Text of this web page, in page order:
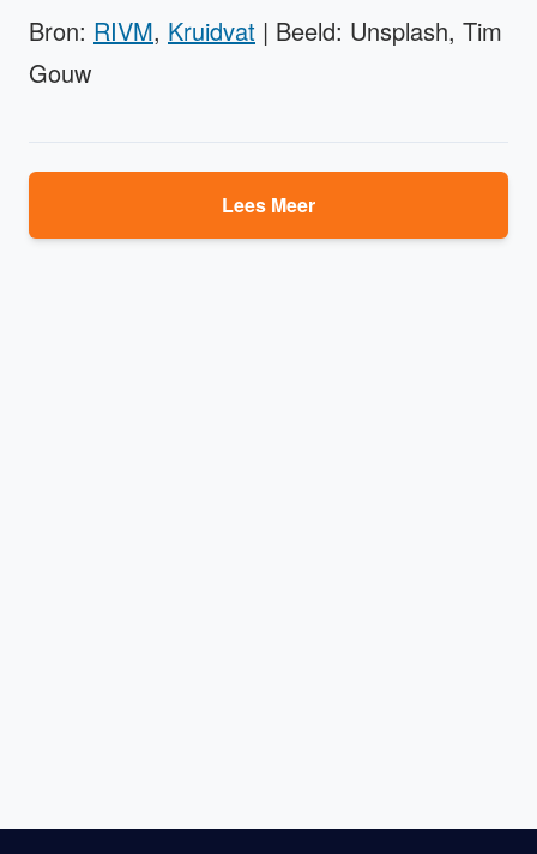
Bron: RIVM, Kruidvat | Beeld: Unsplash, Tim
Gouw
Lees Meer